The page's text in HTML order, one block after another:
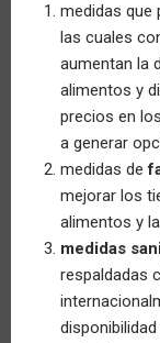
medidas que
las cuales
aumentan la
alimentos y
precios en
a generar
medidas de
mejorar los
alimentos y
medidas
respaldadas